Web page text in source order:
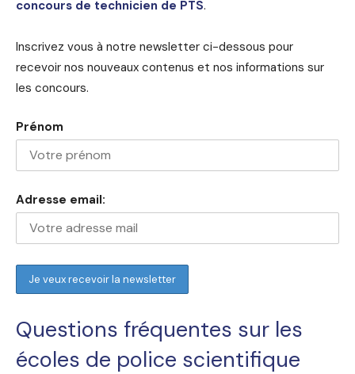
concours de technicien de PTS.
Inscrivez vous à notre newsletter ci-dessous pour
recevoir nos nouveaux contenus et nos informations sur
les concours.
Prénom
Adresse email:
Questions fréquentes sur les
écoles de police scientifique